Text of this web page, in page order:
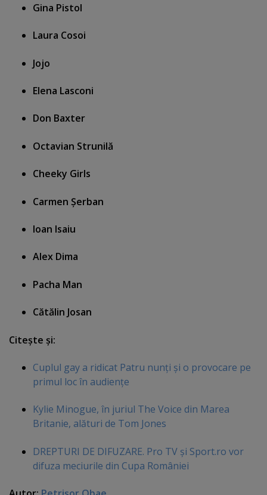
Gina Pistol
Laura Cosoi
Jojo
Elena Lasconi
Don Baxter
Octavian Strunilă
Cheeky Girls
Carmen Şerban
Ioan Isaiu
Alex Dima
Pacha Man
Cătălin Josan
Citeşte şi:
Cuplul gay a ridicat Patru nunţi şi o provocare pe
primul loc în audienţe
Kylie Minogue, în juriul The Voice din Marea
Britanie, alături de Tom Jones
DREPTURI DE DIFUZARE. Pro TV şi Sport.ro vor
difuza meciurile din Cupa României